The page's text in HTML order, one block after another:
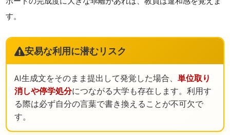
す。
安易な利用に潜むリスク
AI生成文をそのまま提出して発覚した場合、単位取り
消しや停学処分につながる大学も存在します。利用す
る際は必ず自分の言葉で書き換えることが不可欠で
す。